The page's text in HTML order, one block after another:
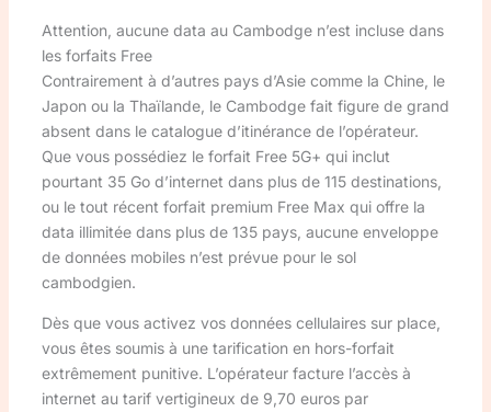
Attention, aucune data au Cambodge n’est incluse dans
les forfaits Free
Contrairement à d’autres pays d’Asie comme la Chine, le
Japon ou la Thaïlande, le Cambodge fait figure de grand
absent dans le catalogue d’itinérance de l’opérateur.
Que vous possédiez le forfait Free 5G+ qui inclut
pourtant 35 Go d’internet dans plus de 115 destinations,
ou le tout récent forfait premium Free Max qui offre la
data illimitée dans plus de 135 pays, aucune enveloppe
de données mobiles n’est prévue pour le sol
cambodgien.
Dès que vous activez vos données cellulaires sur place,
vous êtes soumis à une tarification en hors-forfait
extrêmement punitive. L’opérateur facture l’accès à
internet au tarif vertigineux de 9,70 euros par